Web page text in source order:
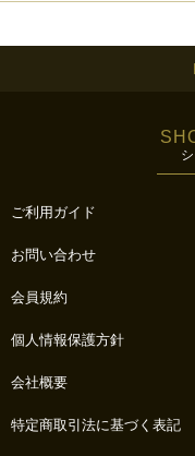
ご利用ガイド
お問い合わせ
会員規約
個人情報保護方針
会社概要
特定商取引法に基づく表記